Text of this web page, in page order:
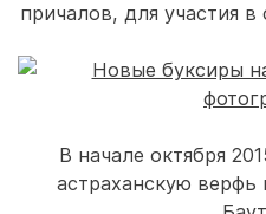
причалов, для участия в
В начале октября
астраханскую верфь